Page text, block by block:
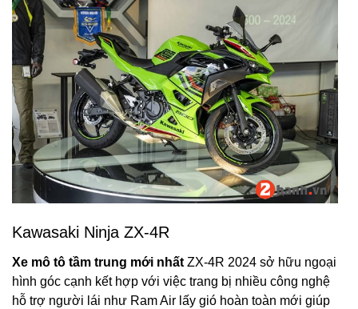
Kawasaki Ninja ZX-4R
Xe mô tô tầm trung mới nhất ZX-4R 2024 sở hữu ngoại
hình góc cạnh kết hợp với việc trang bị nhiều công nghệ
hỗ trợ người lái như Ram Air lấy gió hoàn toàn mới giúp